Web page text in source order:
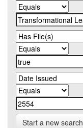
Start a new search